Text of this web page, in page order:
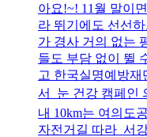
아요!~! 11월 말이
라 뛰기에도 선선
가 경사 거의 없는
들도 부담 없이 뛸
고 한국실명예방
서 눈 건강 캠페인
내 10km는 여의도
자전거길 따라 서